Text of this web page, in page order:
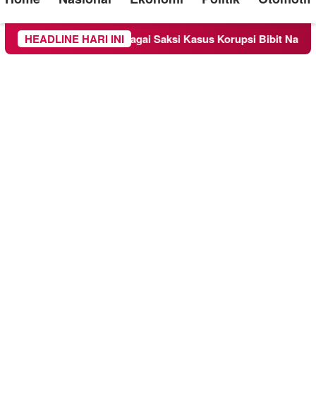
HEADLINE HARI INI
Sebagai Saksi Kasus Korupsi Bibit Nanas Sulsel Rp